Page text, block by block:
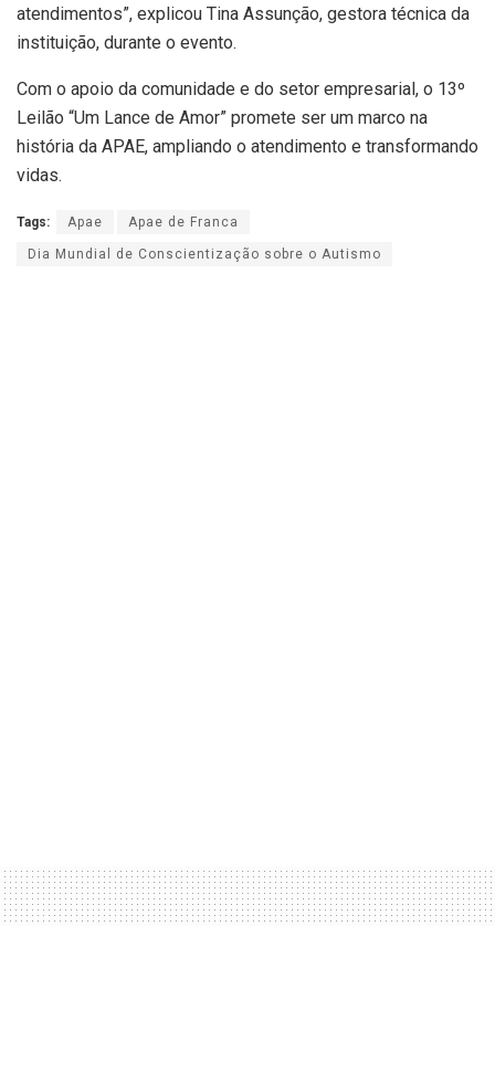
atendimentos”, explicou Tina Assunção, gestora técnica da
instituição, durante o evento.
Com o apoio da comunidade e do setor empresarial, o 13º
Leilão “Um Lance de Amor” promete ser um marco na
história da APAE, ampliando o atendimento e transformando
vidas.
Tags: Apae Apae de Franca
Dia Mundial de Conscientização sobre o Autismo